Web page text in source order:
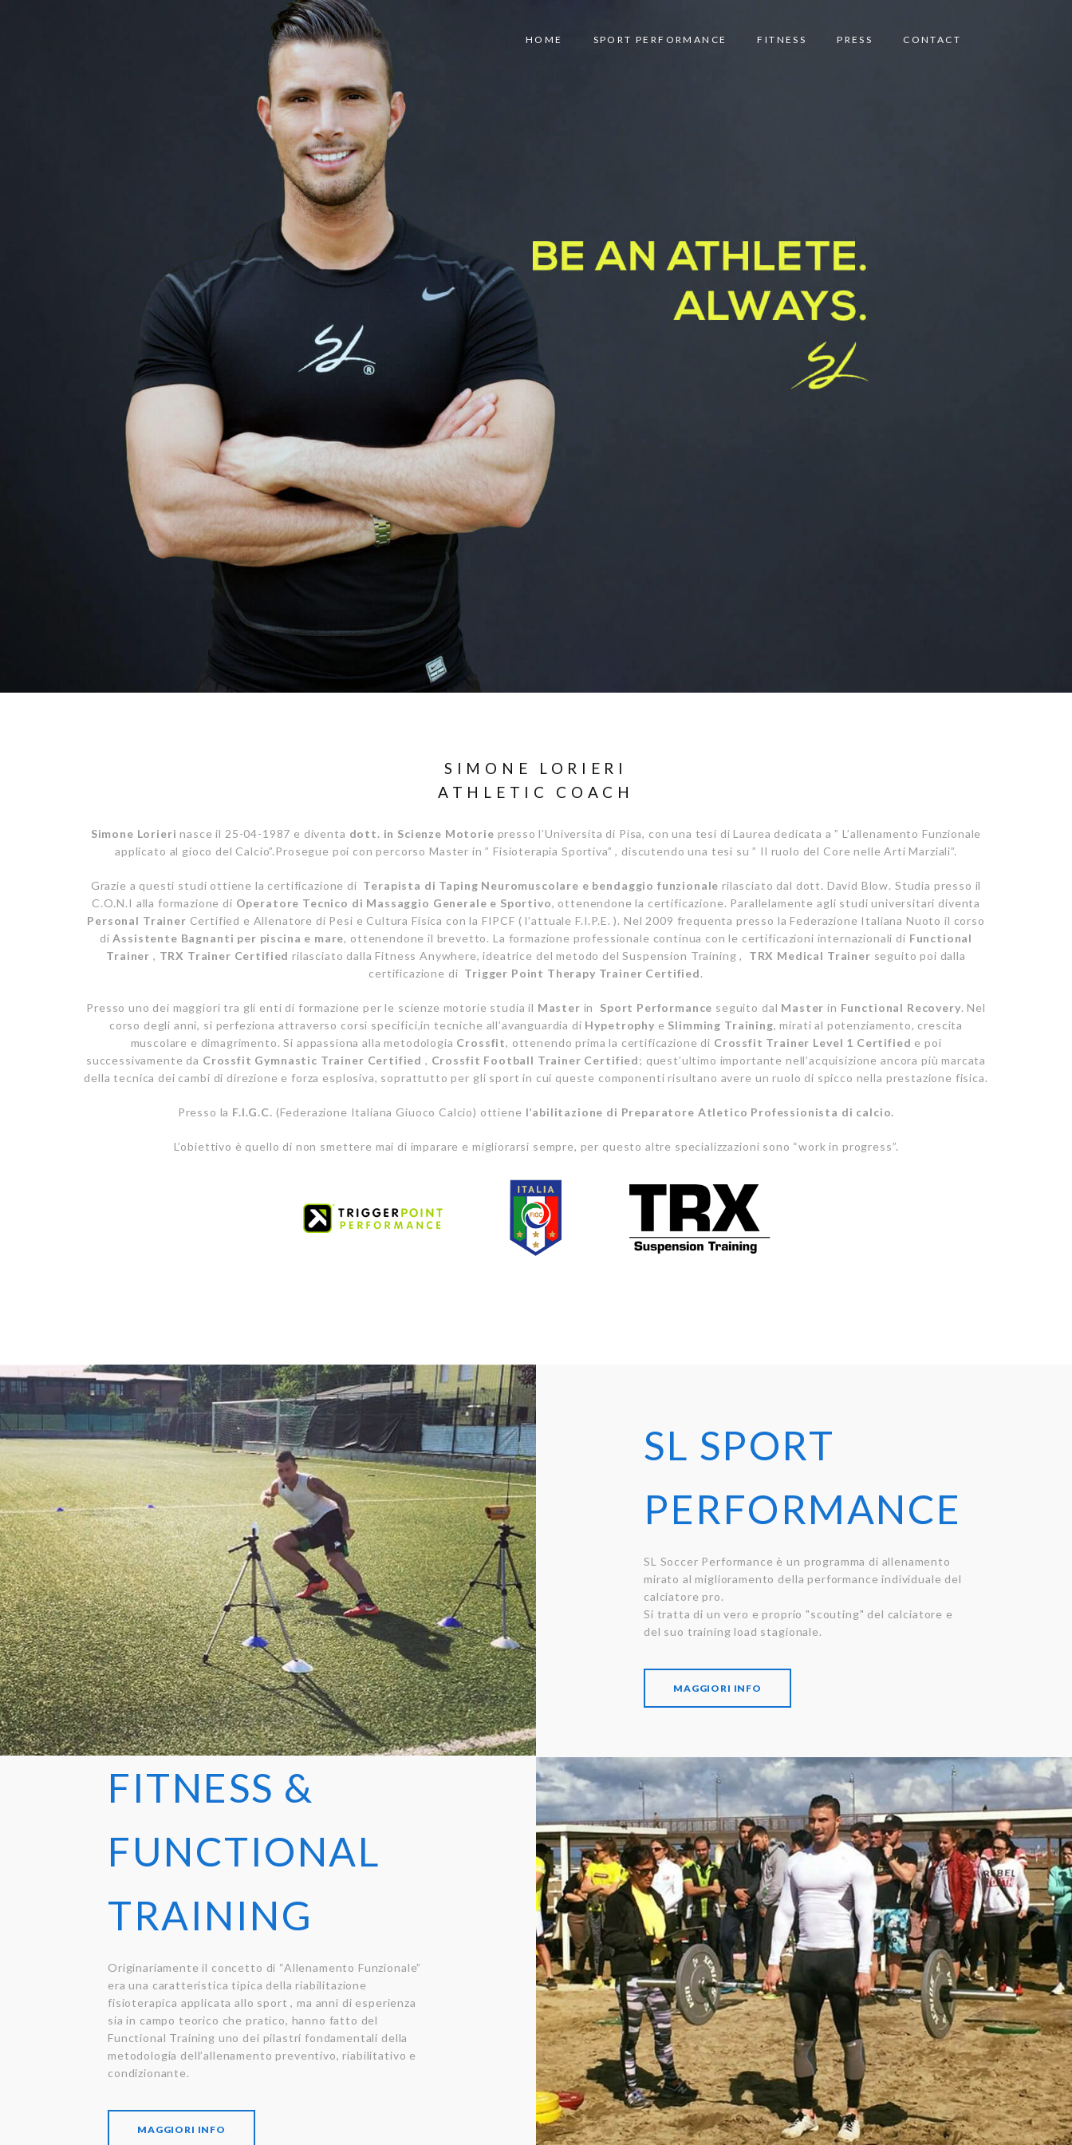
HOME SPORT PERFORMANCE FITNESS PRESS CONTACT
SIMONE LORIERI
ATHLETIC COACH
Simone Lorieri nasce il 25-04-1987 e diventa dott. in Scienze Motorie presso l’Universita di Pisa, con una tesi di Laurea dedicata a ” L’allenamento Funzionale
applicato al gioco del Calcio”.Prosegue poi con percorso Master in ” Fisioterapia Sportiva” , discutendo una tesi su ” Il ruolo del Core nelle Arti Marziali”.
Grazie a questi studi ottiene la certificazione di Terapista di Taping Neuromuscolare e bendaggio funzionale rilasciato dal dott. David Blow. Studia presso il
C.O.N.I alla formazione di Operatore Tecnico di Massaggio Generale e Sportivo, ottenendone la certificazione. Parallelamente agli studi universitari diventa
Personal Trainer Certified e Allenatore di Pesi e Cultura Fisica con la FIPCF ( l’attuale F.I.P.E. ). Nel 2009 frequenta presso la Federazione Italiana Nuoto il corso
diAssistente Bagnanti per piscina e mare, ottenendone il brevetto.La formazione professionale continua con le certificazioni internazionali di Functional
Trainer , TRX Trainer Certified rilasciato dalla Fitness Anywhere, ideatrice del metodo del Suspension Training , TRX Medical Trainer seguito poi dalla
certificazione di Trigger Point Therapy Trainer Certified.
Presso uno dei maggiori tra gli enti di formazione per le scienze motorie studia il Master in Sport Performance seguito dal Master in Functional Recovery.Nel
corso degli anni, si perfeziona attraverso corsi specifici,in tecniche all’avanguardia di Hypetrophy e Slimming Training, mirati al potenziamento, crescita
muscolare e dimagrimento.Si appassiona alla metodologia Crossfit, ottenendo prima la certificazione di Crossfit Trainer Level 1 Certified e poi
successivamente da Crossfit Gymnastic Trainer Certified , Crossfit Football Trainer Certified; quest’ultimo importante nell’acquisizione ancora più marcata
della tecnica dei cambi di direzione e forza esplosiva, soprattutto per gli sport in cui queste componenti risultano avere un ruolo di spicco nella prestazione fisica.
Presso la F.I.G.C. (Federazione Italiana Giuoco Calcio) ottiene l’abilitazione di Preparatore Atletico Professionista di calcio.
L’obiettivo è quello di non smettere mai di imparare e migliorarsi sempre, per questo altre specializzazioni sono “work in progress”.
SL SPORT
PERFORMANCE
SL Soccer Performance è un programma di allenamento
mirato al miglioramento della performance individuale del
calciatore pro.
Si tratta di un vero e proprio "scouting" del calciatore e
del suo training load stagionale.
MAGGIORI INFO
FITNESS &
FUNCTIONAL
TRAINING
Originariamente il concetto di “Allenamento Funzionale”
era una caratteristica tipica della riabilitazione
fisioterapica applicata allo sport , ma anni di esperienza
sia in campo teorico che pratico, hanno fatto del
Functional Training uno dei pilastri fondamentali della
metodologia dell’allenamento preventivo, riabilitativo e
condizionante.
MAGGIORI INFO